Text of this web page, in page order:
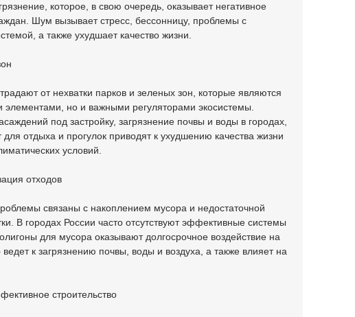
которое, в свою очередь, оказывает негативное
Шум вызывает стресс, бессонницу, проблемы с
а также ухудшает качество жизни.
от нехватки парков и зеленых зон, которые являются
элементами, но и важными регуляторами экосистемы.
под застройку, загрязнение почвы и воды в городах,
для отдыха и прогулок приводят к ухудшению качества жизни
условий.
отходов
связаны с накоплением мусора и недостаточной
В городах России часто отсутствуют эффективные системы
для мусора оказывают долгосрочное воздействие на
к загрязнению почвы, воды и воздуха, а также влияет на
строительство